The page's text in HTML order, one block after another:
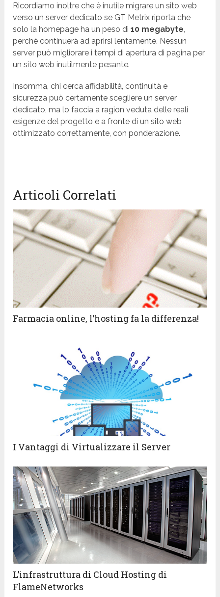
Ricordiamo inoltre che è inutile migrare un sito web
verso un server dedicato se GT Metrix riporta che
solo la homepage ha un peso di10 megabyte,
perché continuerà ad aprirsi lentamente. Nessun
server può migliorare i tempi di apertura di pagina per
un sito web inutilmente pesante.
Insomma, chi cerca affidabilità, continuità e
sicurezza può certamente scegliere un server
dedicato, ma lo faccia a ragion veduta delle reali
esigenze del progetto e a fronte di un sito web
ottimizzato correttamente, con ponderazione.
Articoli Correlati
Farmacia online, l’hosting fa la differenza!
I Vantaggi di Virtualizzare il Server
L’infrastruttura di Cloud Hosting di
FlameNetworks